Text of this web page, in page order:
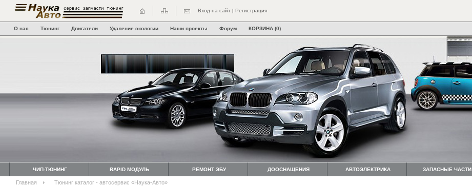
Вход на сайт | Регистрация
О нас Тюнинг Двигатели Удаление экологии Наши проекты Форум КОРЗИНА (0)
ЧИП-ТЮНИНГ RAPID МОДУЛЬ РЕМОНТ ЭБУ ДООСНАЩЕНИЯ АВТОЭЛЕКТРИКА ЗАПАСНЫЕ ЧАСТИ
Главная Тюнинг каталог - автосервис «Наука-Авто»